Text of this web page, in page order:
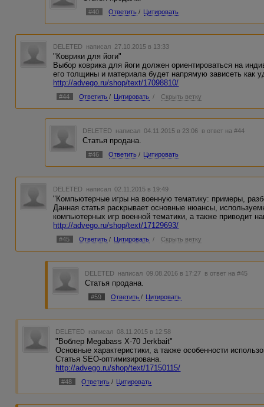
#40 Ответить / Цитировать
DELETED написал 27.10.2015 в 13:33
"Коврики для йоги"
Выбор коврика для йоги должен ориентироваться на
его толщины и материала будет напрямую зависеть как
http://advego.ru/shop/text/17098810/
#44 Ответить / Цитировать / Скрыть ветку
DELETED написал 04.11.2015 в 23:06 в ответ на #44
Статья продана.
#46 Ответить / Цитировать
DELETED написал 02.11.2015 в 19:49
"Компьютерные игры на военную тематику: примеры,
Данная статья раскрывает основные нюансы,
компьютерных игр военной тематики, а также приводит
http://advego.ru/shop/text/17129693/
#45 Ответить / Цитировать / Скрыть ветку
DELETED написал 09.08.2016 в 17:27 в ответ на #45
Статья продана.
#59 Ответить / Цитировать
DELETED написал 08.11.2015 в 12:58
"Воблер Megabass X-70 Jerkbait"
Основные характеристики, а также особенности
Статья SEO-оптимизирована.
http://advego.ru/shop/text/17150115/
#48 Ответить / Цитировать